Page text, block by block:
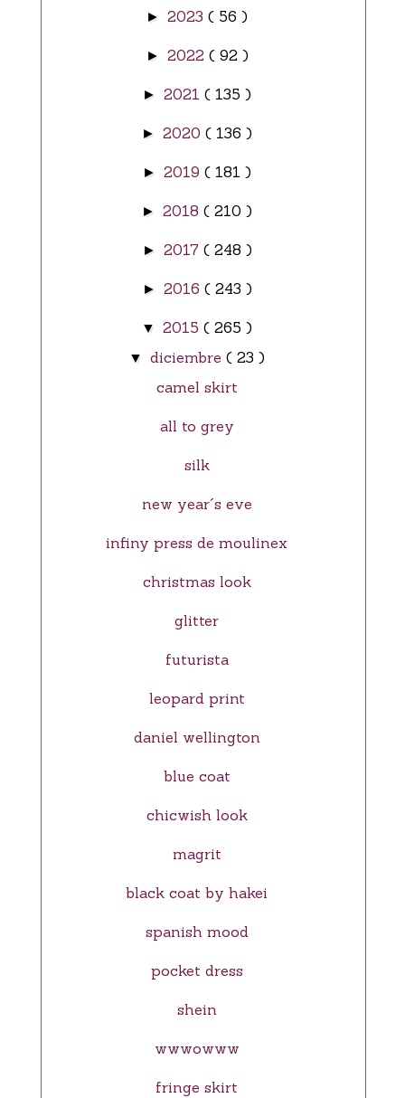
► 2023 ( 56 )
► 2022 ( 92 )
► 2021 ( 135 )
► 2020 ( 136 )
► 2019 ( 181 )
► 2018 ( 210 )
► 2017 ( 248 )
► 2016 ( 243 )
▼ 2015 ( 265 )
▼ diciembre ( 23 )
camel skirt
all to grey
silk
new year´s eve
infiny press de moulinex
christmas look
glitter
futurista
leopard print
daniel wellington
blue coat
chicwish look
magrit
black coat by hakei
spanish mood
pocket dress
shein
wwwowww
fringe skirt